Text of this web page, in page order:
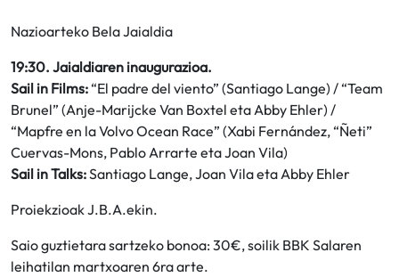
Nazioarteko Bela Jaialdia
19:30. Jaialdiaren inaugurazioa.
Sail in Films:“El padre del viento” (Santiago Lange) / “Team
Brunel” (Anje-Marijcke Van Boxtel eta Abby Ehler) /
“Mapfre en la Volvo Ocean Race” (Xabi Fernández, “Ñeti”
Cuervas-Mons, Pablo Arrarte eta Joan Vila)
Sail in Talks:Santiago Lange, Joan Vila eta Abby Ehler
Proiekzioak J.B.A.ekin.
Saio guztietara sartzeko bonoa: 30€, soilik BBK Salaren
leihatilan martxoaren 6ra arte.